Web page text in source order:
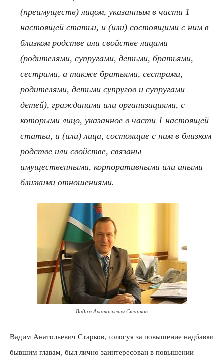
(преимуществ) лицом, указанным в части 1
настоящей статьи, и (или) состоящими с ним в
близком родстве или свойстве лицами
(родителями, супругами, детьми, братьями,
сестрами, а также братьями, сестрами,
родителями, детьми супругов и супругами
детей), гражданами или организациями, с
которыми лицо, указанное в части 1 настоящей
статьи, и (или) лица, состоящие с ним в близком
родстве или свойстве, связаны
имущественными, корпоративными или иными
близкими отношениями.
Вадим Анатольевич Старков
Вадим Анатольевич Старков, голосуя за повышение надбавки
бывшим главам, был лично заинтересован в повышении